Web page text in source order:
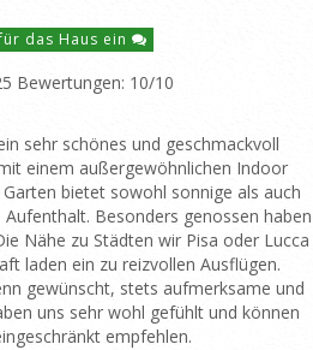
das Haus ein
Bewertungen: 10/10
sehr schönes und geschmackvoll
einem außergewöhnlichen Indoor
bietet sowohl sonnige als auch
Besonders genossen haben
Nähe zu Städten wir Pisa oder Lucca
laden ein zu reizvollen Ausflügen.
gewünscht, stets aufmerksame und
uns sehr wohl gefühlt und können
empfehlen.